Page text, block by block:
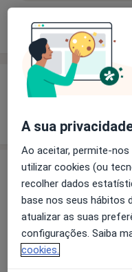
Experiência
Experiência
Preços
Sem
Este especialista
A sua
Ao aceitar, permite-
utilizar cookies (ou
recolher dados
base nos seus hábitos
atualizar as suas
configurações. Saiba
cookies.